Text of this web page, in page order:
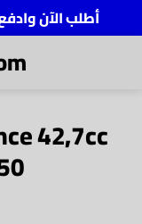
أطلب الآن وادفع
42,7cc